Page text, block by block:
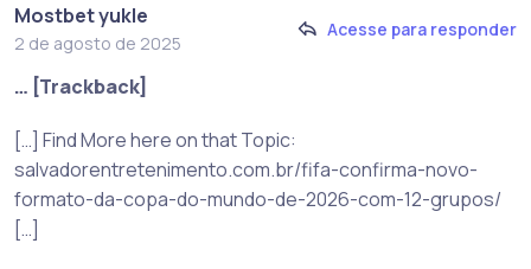
Mostbet yukle
2 de agosto de 2025
Acesse para responder
… [Trackback]
[…] Find More here on that Topic:
salvadorentretenimento.com.br/fifa-confirma-novo-
formato-da-copa-do-mundo-de-2026-com-12-grupos/
[…]